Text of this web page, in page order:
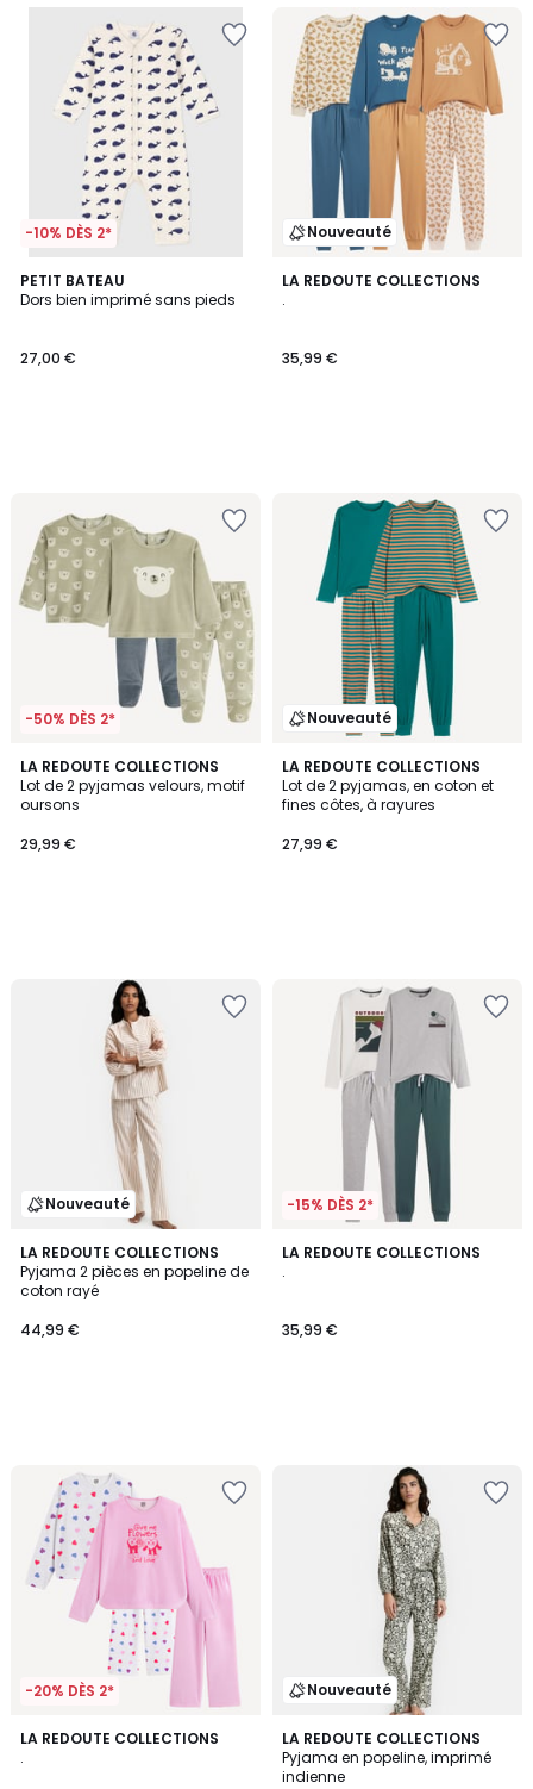
-10% DÈS 2*
PETIT BATEAU
Dors bien imprimé sans pieds
27,00 €
Nouveauté
LA REDOUTE COLLECTIONS
.
35,99 €
-50% DÈS 2*
LA REDOUTE COLLECTIONS
Lot de 2 pyjamas velours, motif
oursons
29,99 €
Nouveauté
LA REDOUTE COLLECTIONS
Lot de 2 pyjamas, en coton et
fines côtes, à rayures
27,99 €
Nouveauté
LA REDOUTE COLLECTIONS
Pyjama 2 pièces en popeline de
coton rayé
44,99 €
-15% DÈS 2*
LA REDOUTE COLLECTIONS
.
35,99 €
-20% DÈS 2*
LA REDOUTE COLLECTIONS
.
Nouveauté
LA REDOUTE COLLECTIONS
Pyjama en popeline, imprimé
indienne